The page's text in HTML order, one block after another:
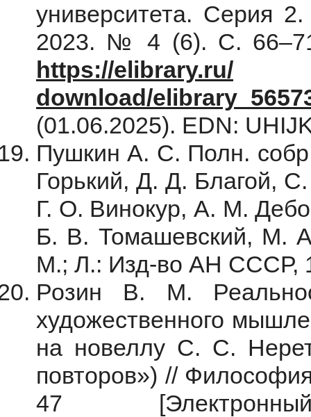
университета. Серия
2023. № 4 (6). С. 66–71
https://elibrary.ru/
download/
(01.06.2025). EDN:
Пушкин А. С. Полн.
Горький, Д. Д. Благой,
Г. О. Винокур, А. М.
Б. В. Томашевский, М.
М.; Л.: Изд-во АН СССР,
Розин В. М.
художественного
на новеллу С. С.
повторов») //
47